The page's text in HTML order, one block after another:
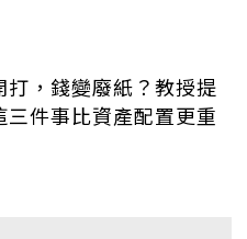
打，錢變廢紙？教授提
三件事比資產配置更重